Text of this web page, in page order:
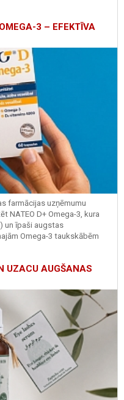
3 – EFEKTĪVA
farmācijas uzņēmumu
NATEO D+ Omega-3, kura
un īpaši augstas
Omega-3 taukskābēm
UZACU AUGŠANAS